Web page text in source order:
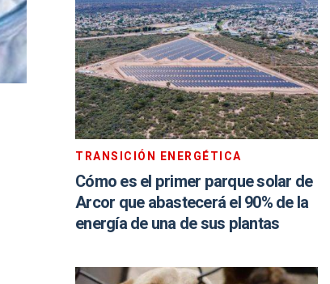
TRANSICIÓN ENERGÉTICA
Cómo es el primer parque solar de
Arcor que abastecerá el 90% de la
energía de una de sus plantas